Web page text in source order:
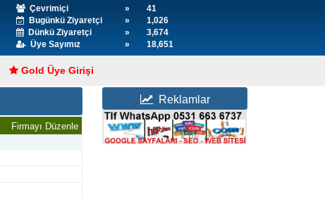
Çevrimiçi »
41
Bugünkü Ziyaretçi
»
1,026
Dünkü Ziyaretçi
»
3,674
Üye Sayımız
» 18,651
Gold Üye Girişi
Firmayı Düzenle
Reklamlar